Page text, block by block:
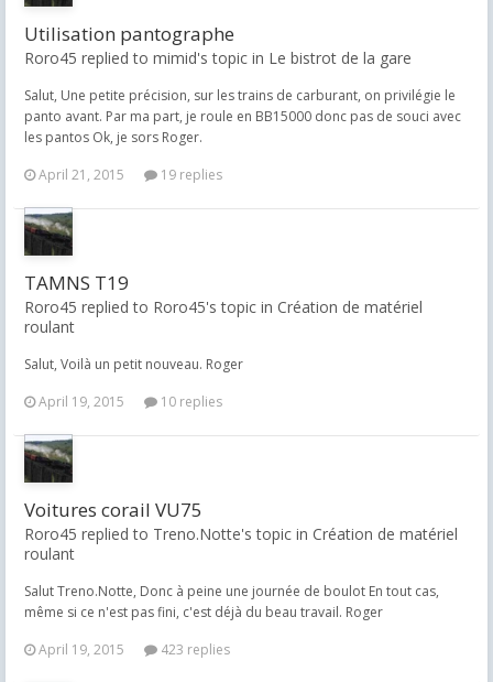
Utilisation pantographe
Roro45 replied to mimid's topic in Le bistrot de la gare
Salut, Une petite précision, sur les trains de carburant, on privilégie le
panto avant. Par ma part, je roule en BB15000 donc pas de souci avec
les pantos Ok, je sors Roger.
April 21, 2015
19 replies
TAMNS T19
Roro45 replied to Roro45's topic in Création de matériel
roulant
Salut, Voilà un petit nouveau. Roger
April 19, 2015
10 replies
Voitures corail VU75
Roro45 replied to Treno.Notte's topic in Création de matériel
roulant
Salut Treno.Notte, Donc à peine une journée de boulot En tout cas,
même si ce n'est pas fini, c'est déjà du beau travail. Roger
April 19, 2015
423 replies